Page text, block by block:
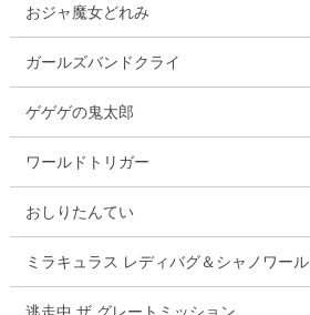
おジャ魔女どれみ
ガールズバンドクライ
ゲゲゲの鬼太郎
ワールドトリガー
おしりたんてい
ミラキュラス レディバグ＆シャノワール
逃走中 ザ グレートミッション